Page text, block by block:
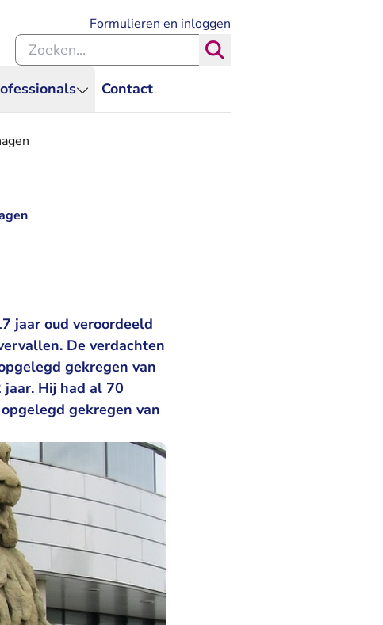
Contact
Formulieren en inloggen
Zoeken binnen de Rechtspraak
jaar oud veroordeeld
De verdachten
gekregen van
Hij had al 70
gekregen van